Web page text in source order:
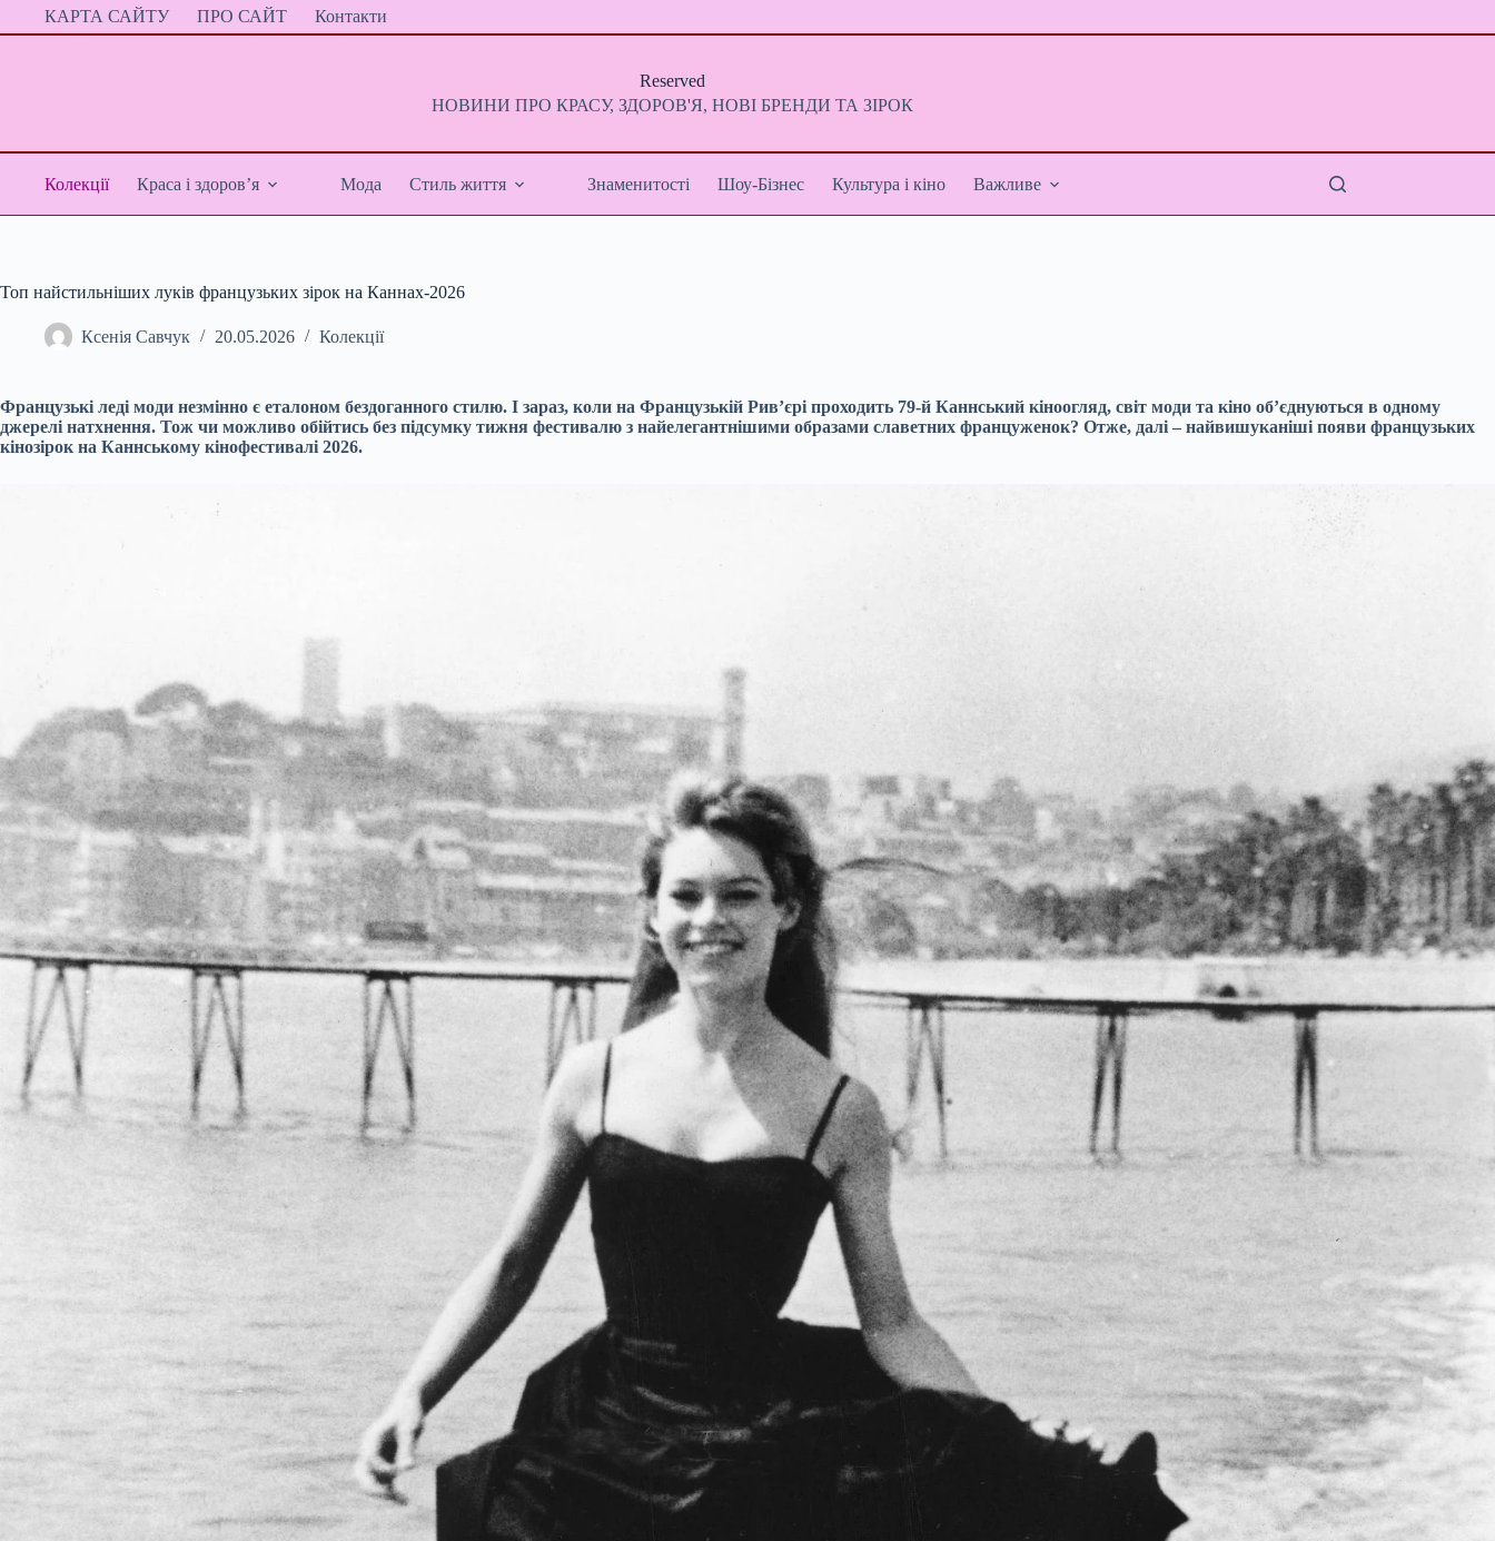
ПерейтиКАРТА САЙТУ ПРО САЙТ Контакти
Reserved
НОВИНИ ПРО КРАСУ, ЗДОРОВ'Я, НОВІ БРЕНДИ ТА ЗІРОК
Колекції Краса і здоров’я Мода Стиль життя Знаменитості Шоу-Бізнес Культура і кіно Важливе
Топ найстильніших луків французьких зірок на Каннах-2026
Ксенія Савчук 20.05.2026 Колекції
Французькі леді моди незмінно є еталоном бездоганного стилю. І зараз, коли на Французькій Рив’єрі проходить 79-й Каннський кіноогляд, світ моди та кіно об’єднуються в одному
джерелі натхнення. Тож чи можливо обійтись без підсумку тижня фестивалю з найелегантнішими образами славетних француженок? Отже, далі – найвишуканіші появи французьких
кінозірок на Каннському кінофестивалі 2026.